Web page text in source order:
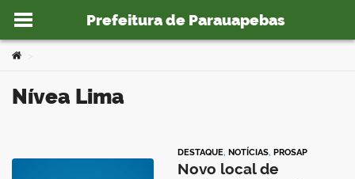
Ir para o conteúdo
Prefeitura de Parauapebas
Você está aqui:
Nívea Lima
DESTAQUE, NOTÍCIAS, PROSAP
Novo local de